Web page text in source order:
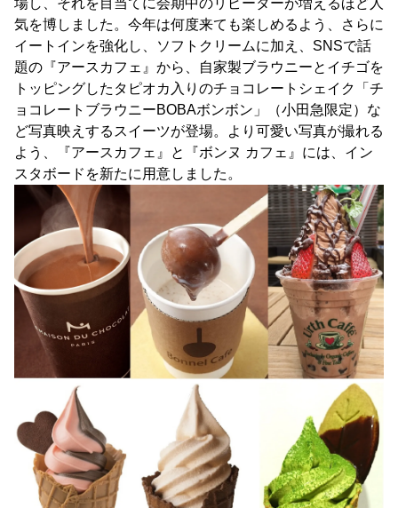
場し、それを目当てに会期中のリピーターが増えるほど人
気を博しました。今年は何度来ても楽しめるよう、さらに
イートインを強化し、ソフトクリームに加え、SNSで話
題の『アースカフェ』から、自家製ブラウニーとイチゴを
トッピングしたタピオカ入りのチョコレートシェイク「チ
ョコレートブラウニーBOBAボンボン」（小田急限定）な
ど写真映えするスイーツが登場。より可愛い写真が撮れる
よう、『アースカフェ』と『ボンヌ カフェ』には、イン
スタボードを新たに用意しました。